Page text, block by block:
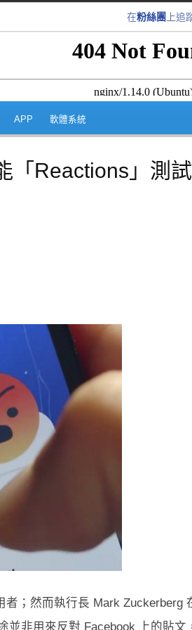
在粉絲團 上追
跳至內容區
APP 軟體系統
「Reactions」測
者；然而執行長 Mark Zuckerberg
並非用來反對 Facebook 上的貼文